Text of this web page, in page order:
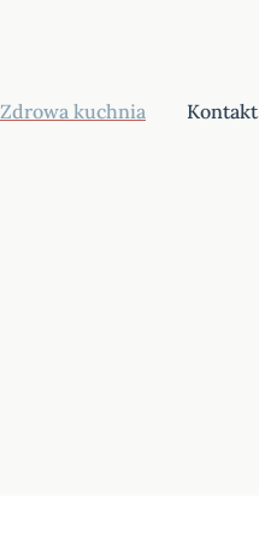
Zdrowa kuchnia Kontakt